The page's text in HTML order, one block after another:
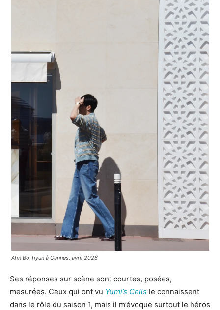
Ahn Bo-hyun à Cannes, avril 2026
Ses réponses sur scène sont courtes, posées,
mesurées. Ceux qui ont vu Yumi’s Cells le connaissent
dans le rôle du saison 1, mais il m’évoque surtout le héros